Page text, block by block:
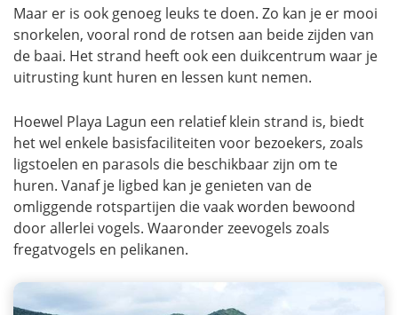
Maar er is ook genoeg leuks te doen. Zo kan je er mooi
snorkelen, vooral rond de rotsen aan beide zijden van
de baai. Het strand heeft ook een duikcentrum waar je
uitrusting kunt huren en lessen kunt nemen.
Hoewel Playa Lagun een relatief klein strand is, biedt
het wel enkele basisfaciliteiten voor bezoekers, zoals
ligstoelen en parasols die beschikbaar zijn om te
huren. Vanaf je ligbed kan je genieten van de
omliggende rotspartijen die vaak worden bewoond
door allerlei vogels. Waaronder zeevogels zoals
fregatvogels en pelikanen.